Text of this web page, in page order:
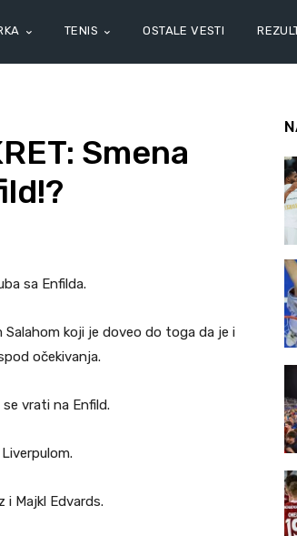
TENIS OSTALE VESTI
Smena
sa Enfilda.
koji je doveo do toga da je i
očekivanja.
vrati na Enfild.
i Majkl Edvards.